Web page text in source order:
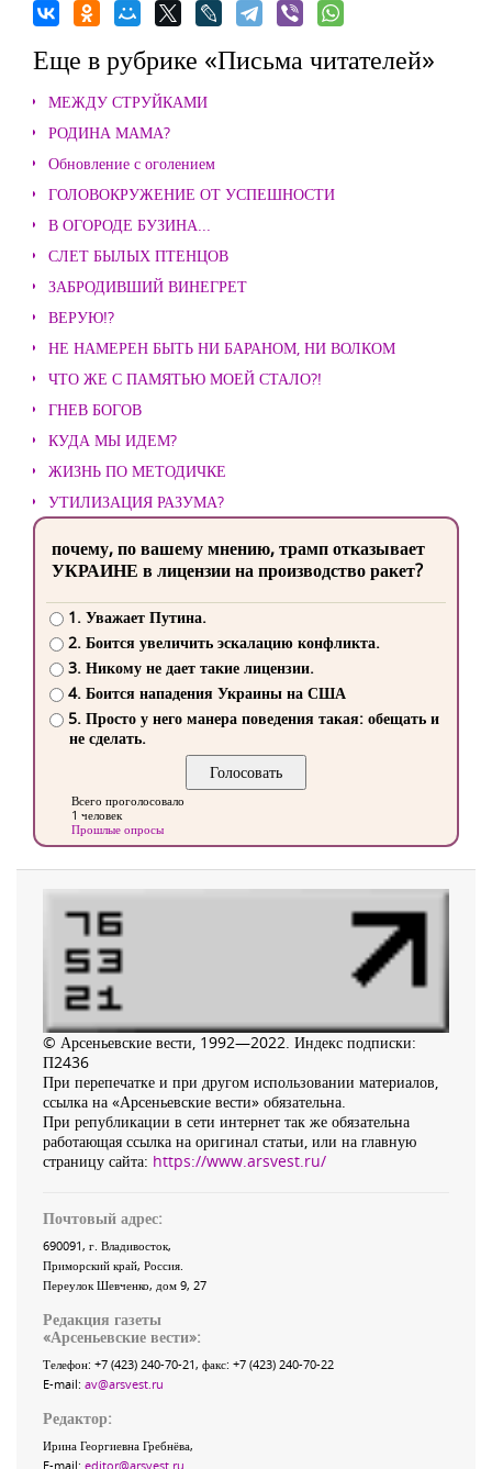
Еще в рубрике «Письма читателей»
МЕЖДУ СТРУЙКАМИ
РОДИНА МАМА?
Обновление с оголением
ГОЛОВОКРУЖЕНИЕ ОТ УСПЕШНОСТИ
В ОГОРОДЕ БУЗИНА...
СЛЕТ БЫЛЫХ ПТЕНЦОВ
ЗАБРОДИВШИЙ ВИНЕГРЕТ
ВЕРУЮ!?
НЕ НАМЕРЕН БЫТЬ НИ БАРАНОМ, НИ ВОЛКОМ
ЧТО ЖЕ С ПАМЯТЬЮ МОЕЙ СТАЛО?!
ГНЕВ БОГОВ
КУДА МЫ ИДЕМ?
ЖИЗНЬ ПО МЕТОДИЧКЕ
УТИЛИЗАЦИЯ РАЗУМА?
почему, по вашему мнению, трамп отказывает
УКРАИНЕ в лицензии на производство ракет?
1. Уважает Путина.
2. Боится увеличить эскалацию конфликта.
3. Никому не дает такие лицензии.
4. Боится нападения Украины на США
5. Просто у него манера поведения такая: обещать и
не сделать.
Всего проголосовало
1 человек
Прошлые опросы
© Арсеньевские вести, 1992—2022. Индекс подписки:
П2436
При перепечатке и при другом использовании материалов,
ссылка на «Арсеньевские вести» обязательна.
При републикации в сети интернет так же обязательна
работающая ссылка на оригинал статьи, или на главную
страницу сайта: https://www.arsvest.ru/
Почтовый адрес:
690091, г. Владивосток,
Приморский край, Россия
Переулок Шевченко, дом 9, 27
Редакция газеты
«Арсеньевские вести»:
Телефон: +7 (423) 240-70-21, факс: +7 (423) 240-70-22
E-mail: av@arsvest.ru
Редактор:
Ирина Георгиевна Гребнёва,
E-mail: editor@arsvest.ru